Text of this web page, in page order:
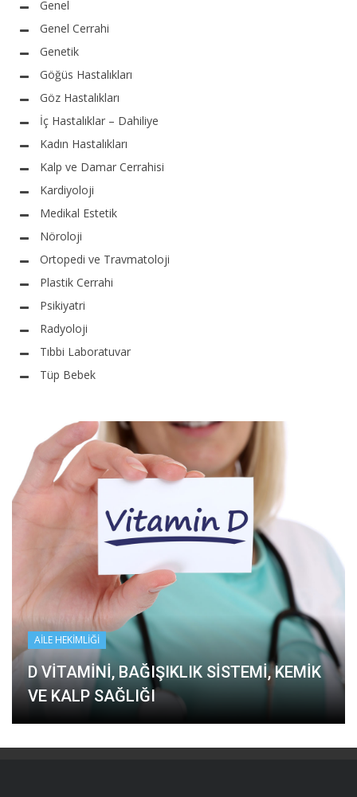
Genel
Genel Cerrahi
Genetik
Göğüs Hastalıkları
Göz Hastalıkları
İç Hastalıklar – Dahiliye
Kadın Hastalıkları
Kalp ve Damar Cerrahisi
Kardiyoloji
Medikal Estetik
Nöroloji
Ortopedi ve Travmatoloji
Plastik Cerrahi
Psikiyatri
Radyoloji
Tıbbi Laboratuvar
Tüp Bebek
AILE HEKIMLIĞI
D VITAMINI, BAĞIŞIKLIK SISTEMI, KEMIK
VE KALP SAĞLIĞI